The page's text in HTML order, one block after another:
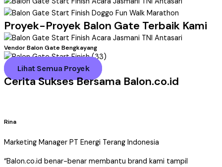
Proyek-Proyek Balon Gate Terbaik Kami
Vendor Balon Gate Bengkayang
Lihat Semua Proyek
Cerita Sukses Bersama Balon.co.id
Rina
Marketing Manager PT Energi Terang Indonesia
“Balon.co.id benar-benar membantu brand kami tampil